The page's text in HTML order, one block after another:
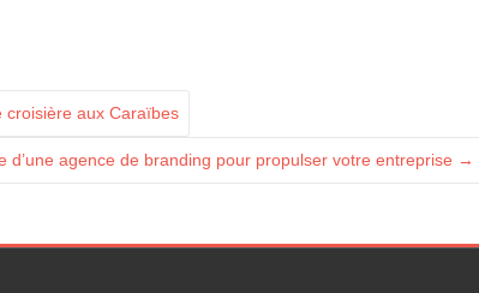
croisière aux Caraïbes
d’une agence de branding pour propulser votre entreprise →